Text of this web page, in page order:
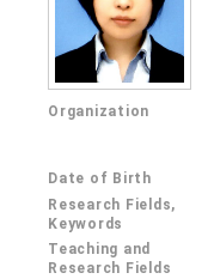
Organization
Date of Birth
Research Fields,
Keywords
Teaching and
Research Fields